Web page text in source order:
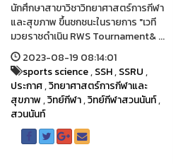
นักศึกษาสาขาวิชาวิทยาศาสตร์การกีฬา
และสุขภาพ ขึ้นชกชนะในรายการ "เวที
มวยราชดำเนิน RWS Tournament& ...
2023-08-19 08:14:01
sports science,SSH,SSRU,
ประกาศ,วิทยาศาสตร์การกีฬาและ
สุขภาพ,วิทย์กีฬา,วิทย์กีฬาสวนนันท์,
สวนนันท์